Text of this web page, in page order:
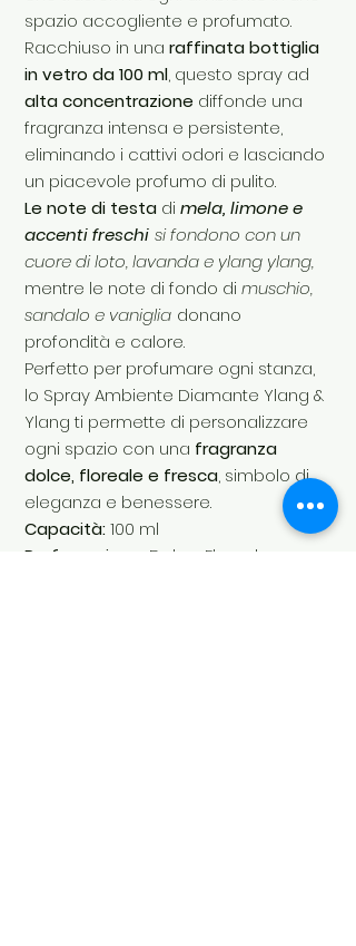
spazio accogliente e profumato.
Racchiuso in una raffinata bottiglia
in vetro da 100 ml, questo spray ad
alta concentrazione diffonde una
fragranza intensa e persistente,
eliminando i cattivi odori e lasciando
un piacevole profumo di pulito.
Le note di testa di mela, limone e
accenti freschi si fondono con un
cuore di loto, lavanda e ylang ylang,
mentre le note di fondo di muschio,
sandalo e vaniglia donano
profondità e calore.
Perfetto per profumare ogni stanza,
lo Spray Ambiente Diamante Ylang &
Ylang ti permette di personalizzare
ogni spazio con una fragranza
dolce, floreale e fresca, simbolo di
eleganza e benessere.
Capacità:100 ml
Profumazione:
Dolce, Floreale,